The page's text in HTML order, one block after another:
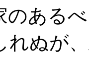
のある
れぬが